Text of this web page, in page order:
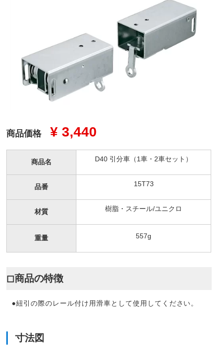
商品価格 ¥ 3,440
商品名 D40 引分車（1車・2車セット）
品番 15T73
材質 樹脂・スチール/ユニクロ
重量 557g
◻︎商品の特徴
●紐引の際のレール付け用滑車として使用してください。
寸法図